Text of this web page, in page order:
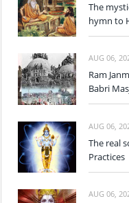
The
hymn to
AUG 06,
Ram
Babri
AUG 06,
The real
Practices
AUG 06,